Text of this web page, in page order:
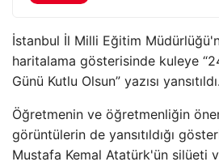
İstanbul İl Milli Eğitim
haritalama gösterisinde kuleye
Günü Kutlu Olsun” yazısı yansıtıldı.
Öğretmenin ve öğretmenliğin
görüntülerin de yansıtıldığı
Mustafa Kemal Atatürk'ün silüeti